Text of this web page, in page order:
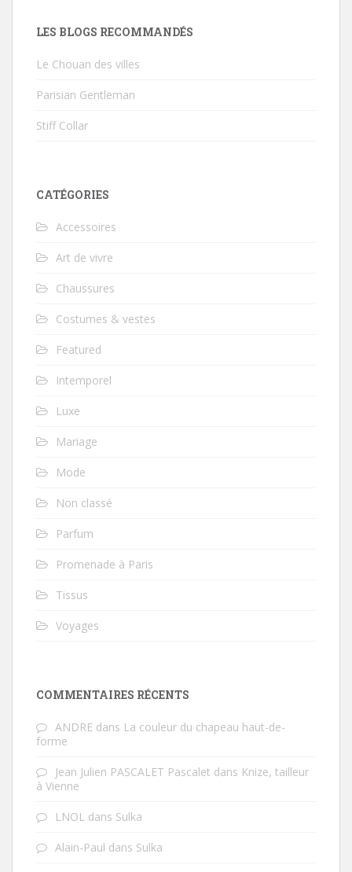
LES BLOGS RECOMMANDÉS
Le Chouan des villes
Parisian Gentleman
Stiff Collar
CATÉGORIES
Accessoires
Art de vivre
Chaussures
Costumes & vestes
Featured
Intemporel
Luxe
Mariage
Mode
Non classé
Parfum
Promenade à Paris
Tissus
Voyages
COMMENTAIRES RÉCENTS
ANDRE dans La couleur du chapeau haut-de-
forme
Jean Julien PASCALET Pascalet dans Knize, tailleur
à Vienne
LNOL dans Sulka
Alain-Paul dans Sulka